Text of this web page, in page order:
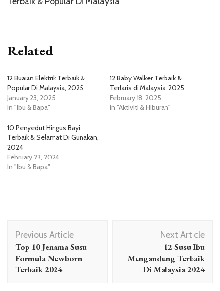
Related
12 Buaian Elektrik Terbaik &
Popular Di Malaysia, 2025
January 23, 2025
In "Ibu & Bapa"
12 Baby Walker Terbaik &
Terlaris di Malaysia, 2025
February 18, 2025
In "Aktiviti & Hiburan"
10 Penyedut Hingus Bayi
Terbaik & Selamat Di Gunakan,
2024
February 23, 2024
In "Ibu & Bapa"
Post
Navigation
Previous Article
Top 10 Jenama Susu
Formula Newborn
Terbaik 2024
Next Article
12 Susu Ibu
Mengandung Terbaik
Di Malaysia 2024